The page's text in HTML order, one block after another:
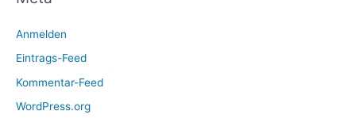
Anmelden
Eintrags-Feed
Kommentar-Feed
WordPress.org